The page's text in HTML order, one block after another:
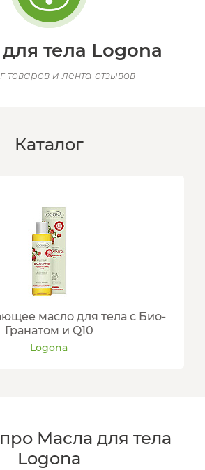
тела Logona
товаров и лента отзывов
Каталог
масло для тела с Био-
Гранатом и Q10
Logona
Масла для тела
Logona